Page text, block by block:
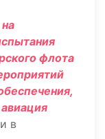
флота
в